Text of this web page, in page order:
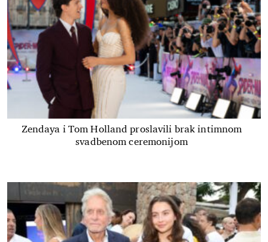
Zendaya i Tom Holland proslavili brak intimnom
svadbenom ceremonijom